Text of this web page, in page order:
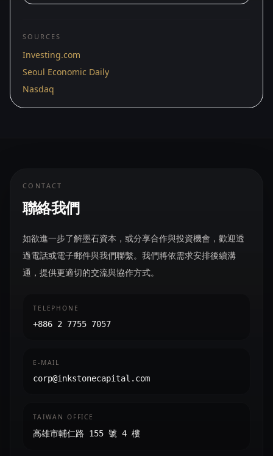
SOURCES
Investing.com
Seoul Economic Daily
Nasdaq
CONTACT
聯絡我們
如欲進一步了解墨石資本，或分享合作與投資機會，歡迎透
過電話或電子郵件與我們聯繫。我們將依需求安排後續溝
通，提供更適切的交流與協作方式。
TELEPHONE
+886 2 7755 7057
E-MAIL
corp@inkstonecapital.com
TAIWAN OFFICE
高雄市輔仁路 155 號 4 樓